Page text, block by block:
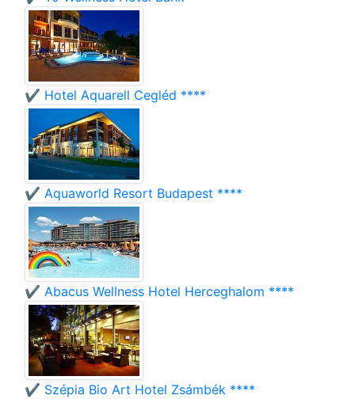
✔️ Hotel Aquarell Cegléd ****
✔️ Aquaworld Resort Budapest ****
✔️ Abacus Wellness Hotel Herceghalom ****
✔️ Szépia Bio Art Hotel Zsámbék ****